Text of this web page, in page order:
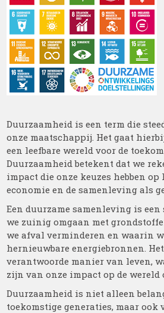
Duurzaamheid is een term die
onze maatschappij. Het gaat
een leefbare wereld voor de
Duurzaamheid betekent dat we
impact die onze keuzes hebben op
economie en de samenleving als
Een duurzame samenleving is
we zuinig omgaan met
we afval verminderen en waarin
hernieuwbare energiebronnen.
verantwoorde manier van leven,
zijn van onze impact op de wereld
Duurzaamheid is niet alleen
toekomstige generaties, maar ook